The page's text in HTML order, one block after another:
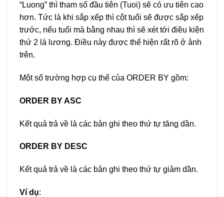
“Luong” thì tham số đầu tiên (Tuoi) sẽ có ưu tiên cao
hơn. Tức là khi sắp xếp thì cột tuổi sẽ được sắp xếp
trước, nếu tuổi mà bằng nhau thì sẽ xét tới điều kiện
thứ 2 là lương. Điều này được thể hiện rất rõ ở ảnh
trên.
Một số trường hợp cụ thể của ORDER BY gồm:
ORDER BY ASC
Kết quả trả về là các bản ghi theo thứ tự tăng dần.
ORDER BY DESC
Kết quả trả về là các bản ghi theo thứ tự giảm dần.
Ví dụ: